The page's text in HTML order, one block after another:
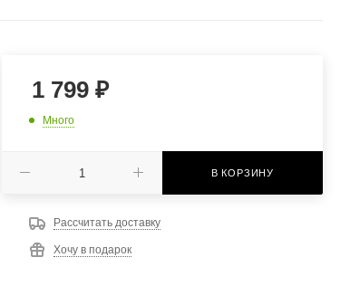
1 799₽
Много
В КОРЗИНУ
Рассчитать доставку
Хочу в подарок